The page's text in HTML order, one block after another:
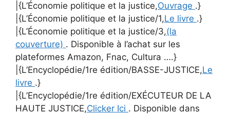
|{L’Économie politique et la justice,Ouvrage .}
|{L’Économie politique et la justice/1,Le livre .}
|{L’Économie politique et la justice/3,(la
couverture) . Disponible à l’achat sur les
plateformes Amazon, Fnac, Cultura ….}
|{L’Encyclopédie/1re édition/BASSE-JUSTICE,Le
livre .}
|{L’Encyclopédie/1re édition/EXÉCUTEUR DE LA
HAUTE JUSTICE,Clicker Ici . Disponible dans